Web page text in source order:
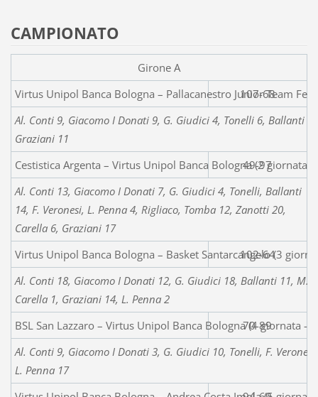
CAMPIONATO
Girone A
Virtus Unipol Banca Bologna – Pallacanestro
107-68
Al. Conti 9, Giacomo I Donati 9, G. Giudici 4, Tonelli 6, Ballanti
Graziani 11
Cestistica Argenta – Virtus Unipol Banca Bologna (2 giornata
49-97
Al. Conti 13, Giacomo I Donati 7, G. Giudici 4, Tonelli, Ballanti
14, F. Veronesi, L. Penna 4, Rigliaco, Tomba 12, Zanotti 20,
Carella 6, Graziani 17
Virtus Unipol Banca Bologna – Basket Santarcangelo (3
102-64
Al. Conti 18, Giacomo I Donati 12, G. Giudici 18, Ballanti 11, M.
Carella 1, Graziani 14, L. Penna 2
BSL San Lazzaro – Virtus Unipol Banca Bologna (4 giornata -
70-89
Al. Conti 9, Giacomo I Donati 3, G. Giudici 10, Tonelli, F.
L. Penna 17